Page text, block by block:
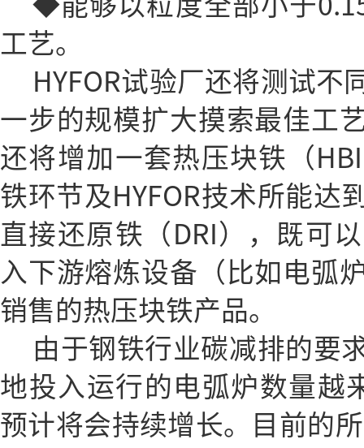
工艺。
HYFOR试验厂还将测试不
一步的规模扩大摸索最佳工
还将增加一套热压块铁（
铁环节及HYFOR技术所能达
直接还原铁（DRI），既可
入下游熔炼设备（比如电弧
销售的热压块铁产品。
由于钢铁行业碳减排的要
地投入运行的电弧炉数量越
预计将会持续增长。目前的